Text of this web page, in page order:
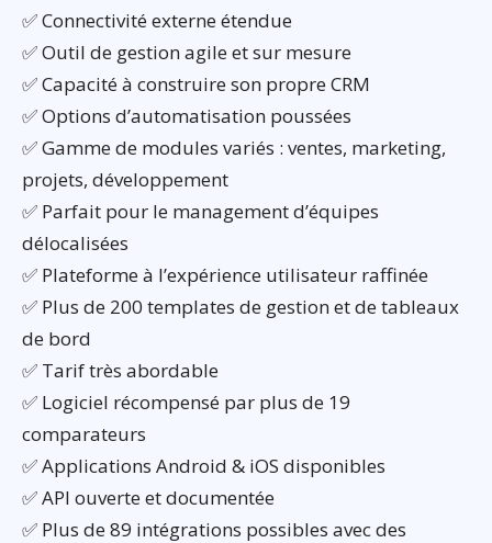
✅ Connectivité externe étendue
✅ Outil de gestion agile et sur mesure
✅ Capacité à construire son propre CRM
✅ Options d’automatisation poussées
✅ Gamme de modules variés : ventes, marketing,
projets, développement
✅ Parfait pour le management d’équipes
délocalisées
✅ Plateforme à l’expérience utilisateur raffinée
✅ Plus de 200 templates de gestion et de tableaux
de bord
✅ Tarif très abordable
✅ Logiciel récompensé par plus de 19
comparateurs
✅ Applications Android & iOS disponibles
✅ API ouverte et documentée
✅ Plus de 89 intégrations possibles avec des